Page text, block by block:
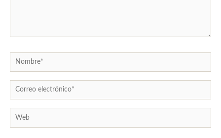
Nombre*
Correo
electrónico*
Web